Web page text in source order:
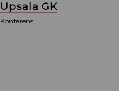
Upsala GK
Konferens